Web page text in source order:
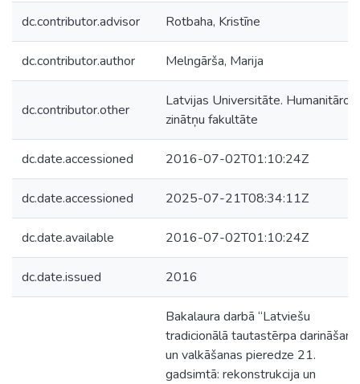
dc.contributor.advisor Rotbaha, Kristīne
dc.contributor.author Melngārša, Marija
dc.contributor.other
Latvijas Universitāte. Humanitāro
zinātņu fakultāte
dc.date.accessioned 2016-07-02T01:10:24Z
dc.date.accessioned 2025-07-21T08:34:11Z
dc.date.available 2016-07-02T01:10:24Z
dc.date.issued 2016
Bakalaura darbā “Latviešu
tradicionālā tautastērpa
un valkāšanas pieredze 21.
gadsimtā: rekonstrukcija un